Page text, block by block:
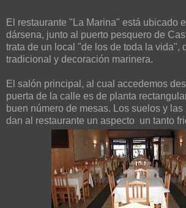
El restaurante "La Marina" está ubicado
dársena, junto al puerto pesquero de
trata de un local "de los de toda la vida",
tradicional y decoración marinera.
El salón principal, al cual accedemos
puerta de la calle es de planta
buen número de mesas. Los suelos y
dan al restaurante un aspecto un tanto